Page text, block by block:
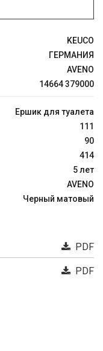
KEUCO
ГЕРМАНИЯ
AVENO
14664 379000
Ершик для туалета
111
90
414
5 лет
AVENO
Черный матовый
PDF
PDF